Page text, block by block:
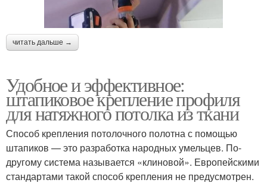
читать дальше →
Удобное и эффективное:
штапиковое крепление профиля
для натяжного потолка из ткани
Способ крепления потолочного полотна с помощью
штапиков — это разработка народных умельцев. По-
другому система называется «клиновой». Европейскими
стандартами такой способ крепления не предусмотрен.